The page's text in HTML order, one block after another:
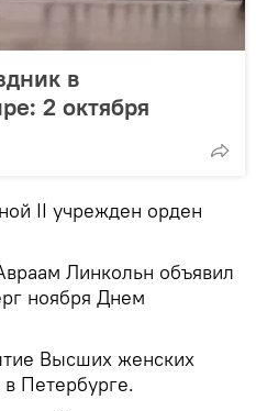
в
2 октября
II учрежден орден
Линкольн объявил
ноября Днем
Высших женских
Петербурге.